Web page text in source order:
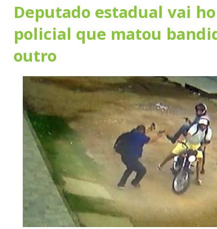
Deputado estadual vai
policial que matou
outro